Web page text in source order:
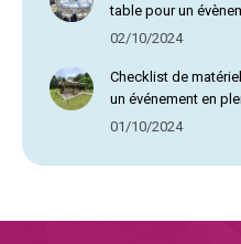
table pour un
02/10/2024
Checklist de
un événement en
01/10/2024